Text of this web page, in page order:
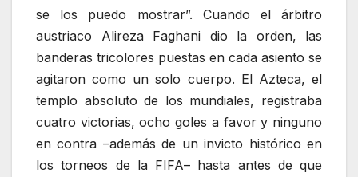
se los puedo mostrar”. Cuando el árbitro
austriaco Alireza Faghani dio la orden, las
banderas tricolores puestas en cada asiento se
agitaron como un solo cuerpo. El Azteca, el
templo absoluto de los mundiales, registraba
cuatro victorias, ocho goles a favor y ninguno
en contra –además de un invicto histórico en
los torneos de la FIFA– hasta antes de que